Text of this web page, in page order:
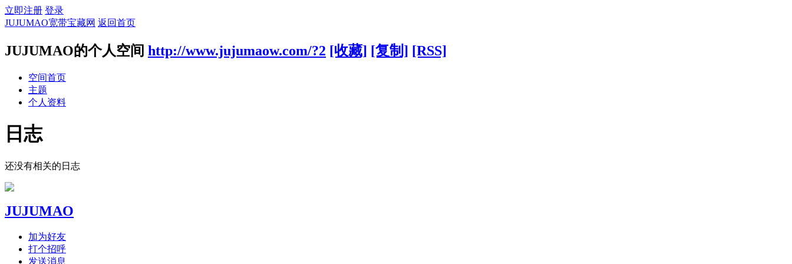
立即注册 登录
JUJUMAO宽带宝藏网 返回首页
JUJUMAO的个人空间 http://www.jujumaow.com/?2 [收藏] [复制] [RSS]
空间首页
主题
个人资料
日志
还没有相关的日志
JUJUMAO
加为好友
打个招呼
发送消息